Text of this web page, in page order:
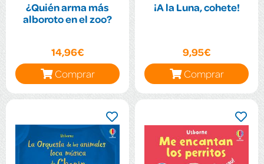
¿Quién arma más
alboroto en el zoo?
14,96€
Comprar
¡A la Luna, cohete!
9,95€
Comprar